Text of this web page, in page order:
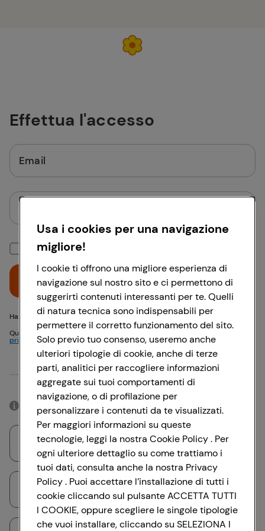
Effettua l'accesso
Email
Mantieni la sessione attiva
Hai problemi di accesso? {{recover-pwd}} o {{recover-email}}
Questo sito è protetto da reCAPTCHA e si applicano
privacy eTermini di servizioGoogle
Accedi
Oppure
Accedendo con il tuo account social, rimarrai connesso per 12 ore.
Accedi con Google
Usa i cookies per una navigazione
migliore!
I cookie ti offrono una migliore esperienza di
navigazione sul nostro sito e ci permettono di
suggerirti contenuti interessanti per te. Quelli
di natura tecnica sono indispensabili per
permettere il corretto funzionamento del sito.
Solo previo tuo consenso, useremo anche
ulteriori tipologie di cookie, anche di terze
parti, analitici per raccogliere informazioni
aggregate sui tuoi comportamenti di
navigazione, o di profilazione per
personalizzare i contenuti da te visualizzati.
Per maggiori informazioni su queste
tecnologie, leggi la nostra Cookie Policy . Per
ogni ulteriore dettaglio su come trattiamo i
tuoi dati, consulta anche la nostra Privacy
Policy . Puoi accettare l’installazione di tutti i
cookie cliccando sul pulsante ACCETTA TUTTI
I COOKIE, oppure scegliere le singole tipologie
che vuoi installare, cliccando su SELEZIONA I